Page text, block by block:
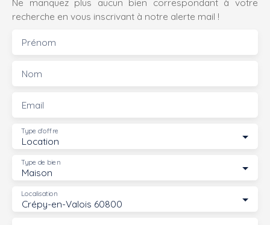
recherche en vous inscrivant à notre alerte mail !
Prénom
Nom
Email
Location
Type d'offre
Maison
Type de bien
Crépy-en-Valois 60800
Localisation